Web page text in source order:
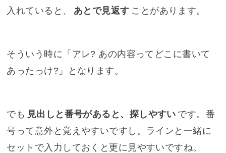
入れていると、
あとで見返す ことがあります。
そういう時に「アレ? あの内容ってどこに書いて
あったっけ?」となります。
でも 見出しと番号があると、探しやすい です。番
号って意外と覚えやすいですし。ラインと一緒に
セットで入力しておくと更に見やすいですね。